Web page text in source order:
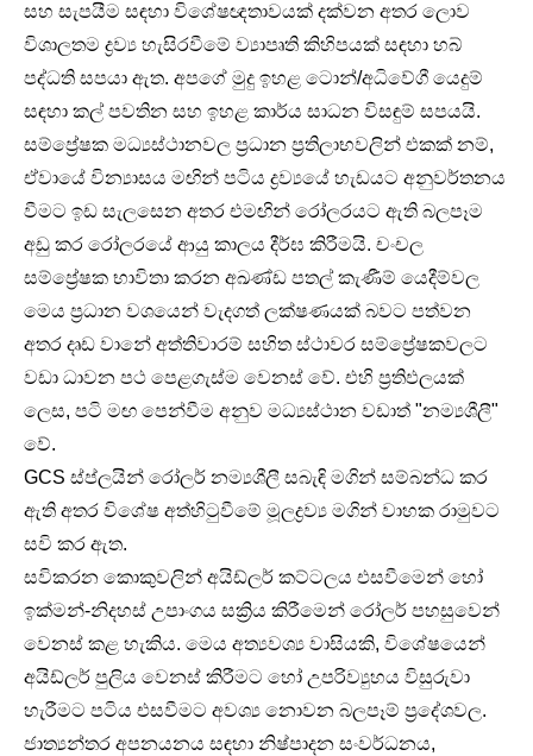
සහ සැපයීම සඳහා විශේෂඥතාවයක් දක්වන අතර ලොව
විශාලතම ද්‍රව්‍ය හැසිරවීමේ ව්‍යාපෘති කිහිපයක් සඳහා හබ්
පද්ධති සපයා ඇත. අපගේ මුදු ඉහළ ටොන්/අධිවේගී යෙදුම්
සඳහා කල් පවතින සහ ඉහළ කාර්ය සාධන විසඳුම් සපයයි.
සම්ප්‍රේෂක මධ්‍යස්ථානවල ප්‍රධාන ප්‍රතිලාභවලින් එකක් නම්,
ඒවායේ වින්‍යාසය මඟින් පටිය ද්‍රව්‍යයේ හැඩයට අනුවර්තනය
වීමට ඉඩ සැලසෙන අතර එමඟින් රෝලරයට ඇති බලපෑම
අඩු කර රෝලරයේ ආයු කාලය දීර්ඝ කිරීමයි. චංචල
සම්ප්‍රේෂක භාවිතා කරන අඛණ්ඩ පතල් කැණීම් යෙදීම්වල
මෙය ප්‍රධාන වශයෙන් වැදගත් ලක්ෂණයක් බවට පත්වන
අතර දෘඩ වානේ අත්තිවාරම් සහිත ස්ථාවර සම්ප්‍රේෂකවලට
වඩා ධාවන පථ පෙළගැස්ම වෙනස් වේ. එහි ප්‍රතිඵලයක්
ලෙස, පටි මඟ පෙන්වීම අනුව මධ්‍යස්ථාන වඩාත් "නම්‍යශීලී"
වේ.
GCS ස්ප්ලයින් රෝලර් නම්‍යශීලී සබැඳි මගින් සම්බන්ධ කර
ඇති අතර විශේෂ අත්හිටුවීමේ මූලද්‍රව්‍ය මගින් වාහක රාමුවට
සවි කර ඇත.
සවිකරන කොකුවලින් අයිඩ්ලර් කට්ටලය එසවීමෙන් හෝ
ඉක්මන්-නිදහස් උපාංගය සක්‍රිය කිරීමෙන් රෝලර් පහසුවෙන්
වෙනස් කළ හැකිය. මෙය අත්‍යවශ්‍ය වාසියකි, විශේෂයෙන්
අයිඩ්ලර් පුලිය වෙනස් කිරීමට හෝ උපරිව්‍යුහය විසුරුවා
හැරීමට පටිය එසවීමට අවශ්‍ය නොවන බලපෑම් ප්‍රදේශවල.
ජාත්‍යන්තර අපනයනය සඳහා නිෂ්පාදන සංවර්ධනය,